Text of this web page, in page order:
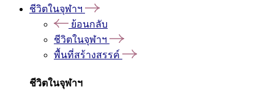
ชีวิตในจุฬาฯ
ย้อนกลับ
ชีวิตในจุฬาฯ
พื้นที่สร้างสรรค์
ชีวิตในจุฬาฯ